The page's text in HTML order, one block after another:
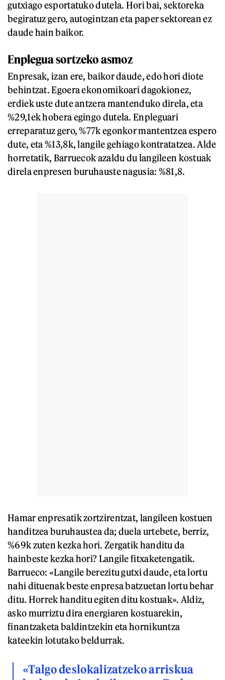
gutxiago esportatuko dutela. Hori bai, sektoreka
begiratuz gero, autogintzan eta paper sektorean ez
daude hain baikor.
Enplegua sortzeko asmoz
Enpresak, izan ere, baikor daude, edo hori diote
behintzat. Egoera ekonomikoari dagokionez,
erdiek uste dute antzera mantenduko direla, eta
%29,1ek hobera egingo dutela. Enpleguari
erreparatuz gero, %77k egonkor mantentzea espero
dute, eta %13,8k, langile gehiago kontratatzea. Alde
horretatik, Barruecok azaldu du langileen kostuak
direla enpresen buruhauste nagusia: %81,8.
Hamar enpresatik zortzirentzat, langileen kostuen
handitzea buruhaustea da; duela urtebete, berriz,
%69k zuten kezka hori. Zergatik handitu da
hainbeste kezka hori? Langile fitxaketengatik.
Barrueco: «Langile berezitu gutxi daude, eta lortu
nahi dituenak beste enpresa batzuetan lortu behar
ditu. Horrek handitu egiten ditu kostuak». Aldiz,
asko murriztu dira energiaren kostuarekin,
finantzaketa baldintzekin eta hornikuntza
kateekin lotutako beldurrak.
«Talgo deslokalizatzeko arriskua